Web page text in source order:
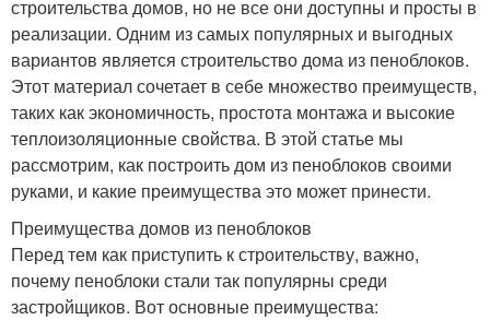
строительства домов, но не все они доступны и просты в
реализации. Одним из самых популярных и выгодных
вариантов является строительство дома из пеноблоков.
Этот материал сочетает в себе множество преимуществ,
таких как экономичность, простота монтажа и высокие
теплоизоляционные свойства. В этой статье мы
рассмотрим, как построить дом из пеноблоков своими
руками, и какие преимущества это может принести.
Преимущества домов из пеноблоков
Перед тем как приступить к строительству, важно,
почему пеноблоки стали так популярны среди
застройщиков. Вот основные преимущества: